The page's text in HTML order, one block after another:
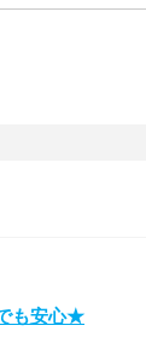
も安心★